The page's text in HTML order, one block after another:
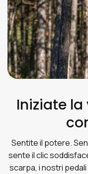
Iniziate
Sentite il potere.
sente il clic
scarpa, i nostri